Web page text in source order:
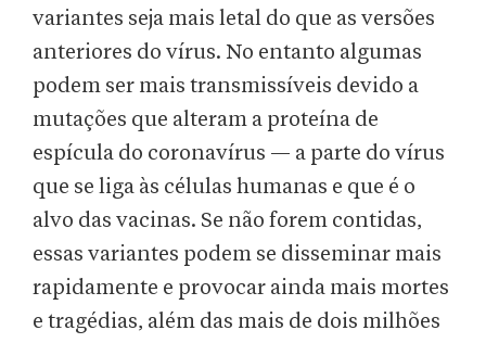
variantes seja mais letal do que as versões
anteriores do vírus. No entanto algumas
podem ser mais transmissíveis devido a
mutações que alteram a proteína de
espícula do coronavírus — a parte do vírus
que se liga às células humanas e que é o
alvo das vacinas. Se não forem contidas,
essas variantes podem se disseminar mais
rapidamente e provocar ainda mais mortes
e tragédias, além das mais de dois milhões